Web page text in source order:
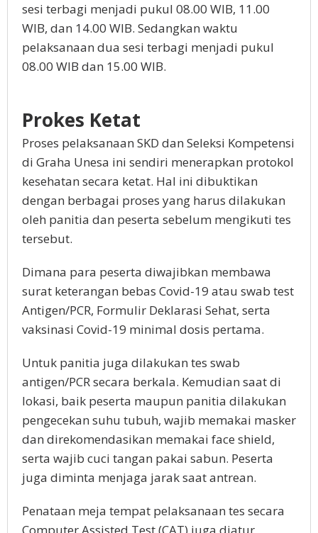
sesi terbagi menjadi pukul 08.00 WIB, 11.00
WIB, dan 14.00 WIB. Sedangkan waktu
pelaksanaan dua sesi terbagi menjadi pukul
08.00 WIB dan 15.00 WIB.
Prokes Ketat
Proses pelaksanaan SKD dan Seleksi Kompetensi
di Graha Unesa ini sendiri menerapkan protokol
kesehatan secara ketat. Hal ini dibuktikan
dengan berbagai proses yang harus dilakukan
oleh panitia dan peserta sebelum mengikuti tes
tersebut.
Dimana para peserta diwajibkan membawa
surat keterangan bebas Covid-19 atau swab test
Antigen/PCR, Formulir Deklarasi Sehat, serta
vaksinasi Covid-19 minimal dosis pertama.
Untuk panitia juga dilakukan tes swab
antigen/PCR secara berkala. Kemudian saat di
lokasi, baik peserta maupun panitia dilakukan
pengecekan suhu tubuh, wajib memakai masker
dan direkomendasikan memakai face shield,
serta wajib cuci tangan pakai sabun. Peserta
juga diminta menjaga jarak saat antrean.
Penataan meja tempat pelaksanaan tes secara